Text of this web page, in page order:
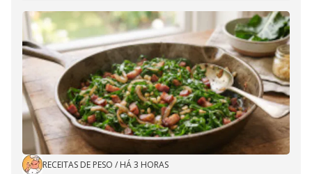
RECEITAS DE PESO / HÁ 3 HORAS